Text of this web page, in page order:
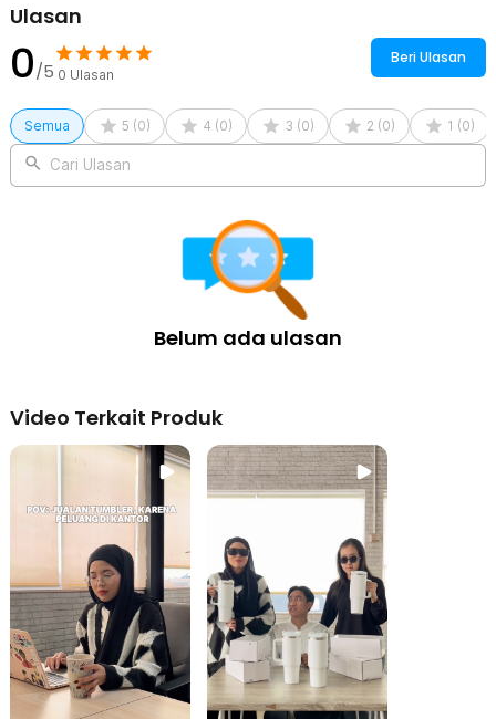
Ulasan
0/5 0 Ulasan
Beri Ulasan
Semua 5 (0) 4 (0) 3 (0) 2 (0) 1 (0)
Cari Ulasan
Belum ada ulasan
Video Terkait Produk